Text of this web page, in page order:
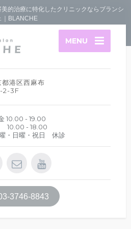
的治療に特化したクリニックならブランシ
｜BLANCHE
MENU
都港区西麻布
2-3F
10.00 - 19.00
- 18.00
・日曜・祝日 休診
3746-8843